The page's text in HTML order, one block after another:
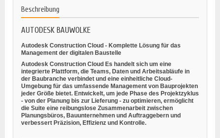
Beschreibung
AUTODESK BAUWOLKE
Autodesk Construction Cloud - Komplette Lösung für das
Management der digitalen Baustelle
Autodesk Construction Cloud Es handelt sich um eine
integrierte Plattform, die Teams, Daten und Arbeitsabläufe in
der Baubranche verbindet und eine einheitliche Cloud-
Umgebung für das umfassende Management von Bauprojekten
jeder Größe bietet. Entwickelt, um jede Phase des Projektzyklus
- von der Planung bis zur Lieferung - zu optimieren, ermöglicht
die Suite eine reibungslose Zusammenarbeit zwischen
Planungsbüros, Bauunternehmen und Auftraggebern und
verbessert Präzision, Effizienz und Kontrolle.